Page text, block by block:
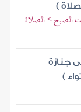
)
الصبح > الصلاة
جنازة
)